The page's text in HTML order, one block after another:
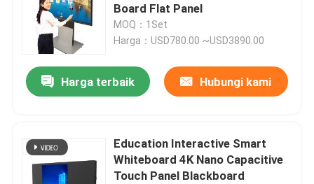
Board Flat Panel
MOQ：1Set
Harga：USD780.00 ~USD3890.00
Harga terbaik Hubungi kami
Education Interactive Smart
Whiteboard 4K Nano Capacitive
Touch Panel Blackboard